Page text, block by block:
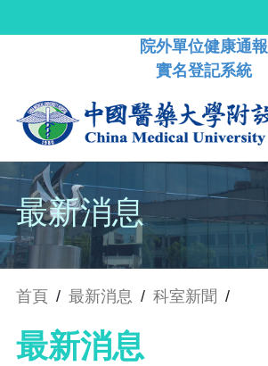
院外單位健康通報
實名登記系統
最新消息
首頁 / 最新消息 / 科室新聞 /
最新消息